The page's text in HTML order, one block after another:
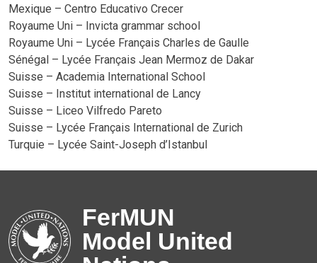
Mexique – Centro Educativo Crecer
Royaume Uni – Invicta grammar school
Royaume Uni – Lycée Français Charles de Gaulle
Sénégal – Lycée Français Jean Mermoz de Dakar
Suisse – Academia International School
Suisse – Institut international de Lancy
Suisse – Liceo Vilfredo Pareto
Suisse – Lycée Français International de Zurich
Turquie – Lycée Saint-Joseph d’Istanbul
FerMUN
Model United